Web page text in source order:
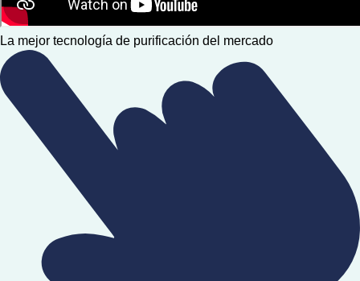
La mejor tecnología de purificación del mercado